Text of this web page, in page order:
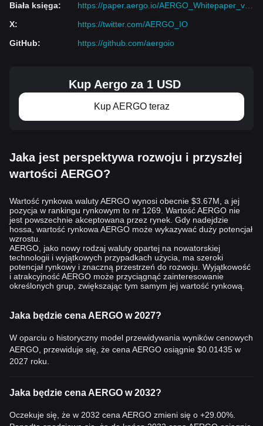
Biała księga:
X:
https://twitter.com/AERGO_IO
GitHub: https://github.com/aergoio
Kup Aergo za 1 USD
Kup AERGO teraz
Jaka jest perspektywa rozwoju i przyszłej
wartości AERGO?
Wartość rynkowa waluty AERGO wynosi obecnie $3.67M, a jej
pozycja w rankingu rynkowym to nr 1269. Wartość AERGO nie
jest powszechnie akceptowana przez rynek. Gdy nadejdzie
hossa, wartość rynkowa AERGO może wykazywać duży potencjał
wzrostu.
AERGO, jako nowy rodzaj waluty opartej na nowatorskiej
technologii i wyjątkowych przypadkach użycia, ma szeroki
potencjał rynkowy i znaczną przestrzeń do rozwoju. Wyjątkowość
i atrakcyjność AERGO może przyciągnąć zainteresowanie
określonych grup, zwiększając tym samym jej wartość rynkową.
Jaka będzie cena AERGO w 2027?
W oparciu o historyczny model przewidywania wyników cenowych
AERGO, przewiduje się, że cena AERGO osiągnie $0.01435 w
2027 roku.
Jaka będzie cena AERGO w 2032?
Oczekuje się, że w 2032 cena AERGO zmieni się o +29.00%.